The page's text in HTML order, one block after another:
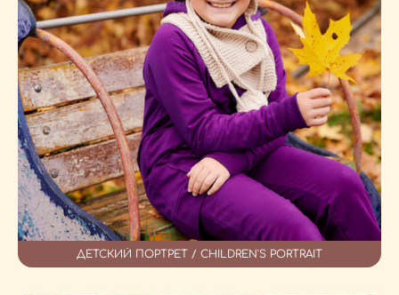
ДЕТСКИЙ ПОРТРЕТ / CHILDREN'S PORTRAIT